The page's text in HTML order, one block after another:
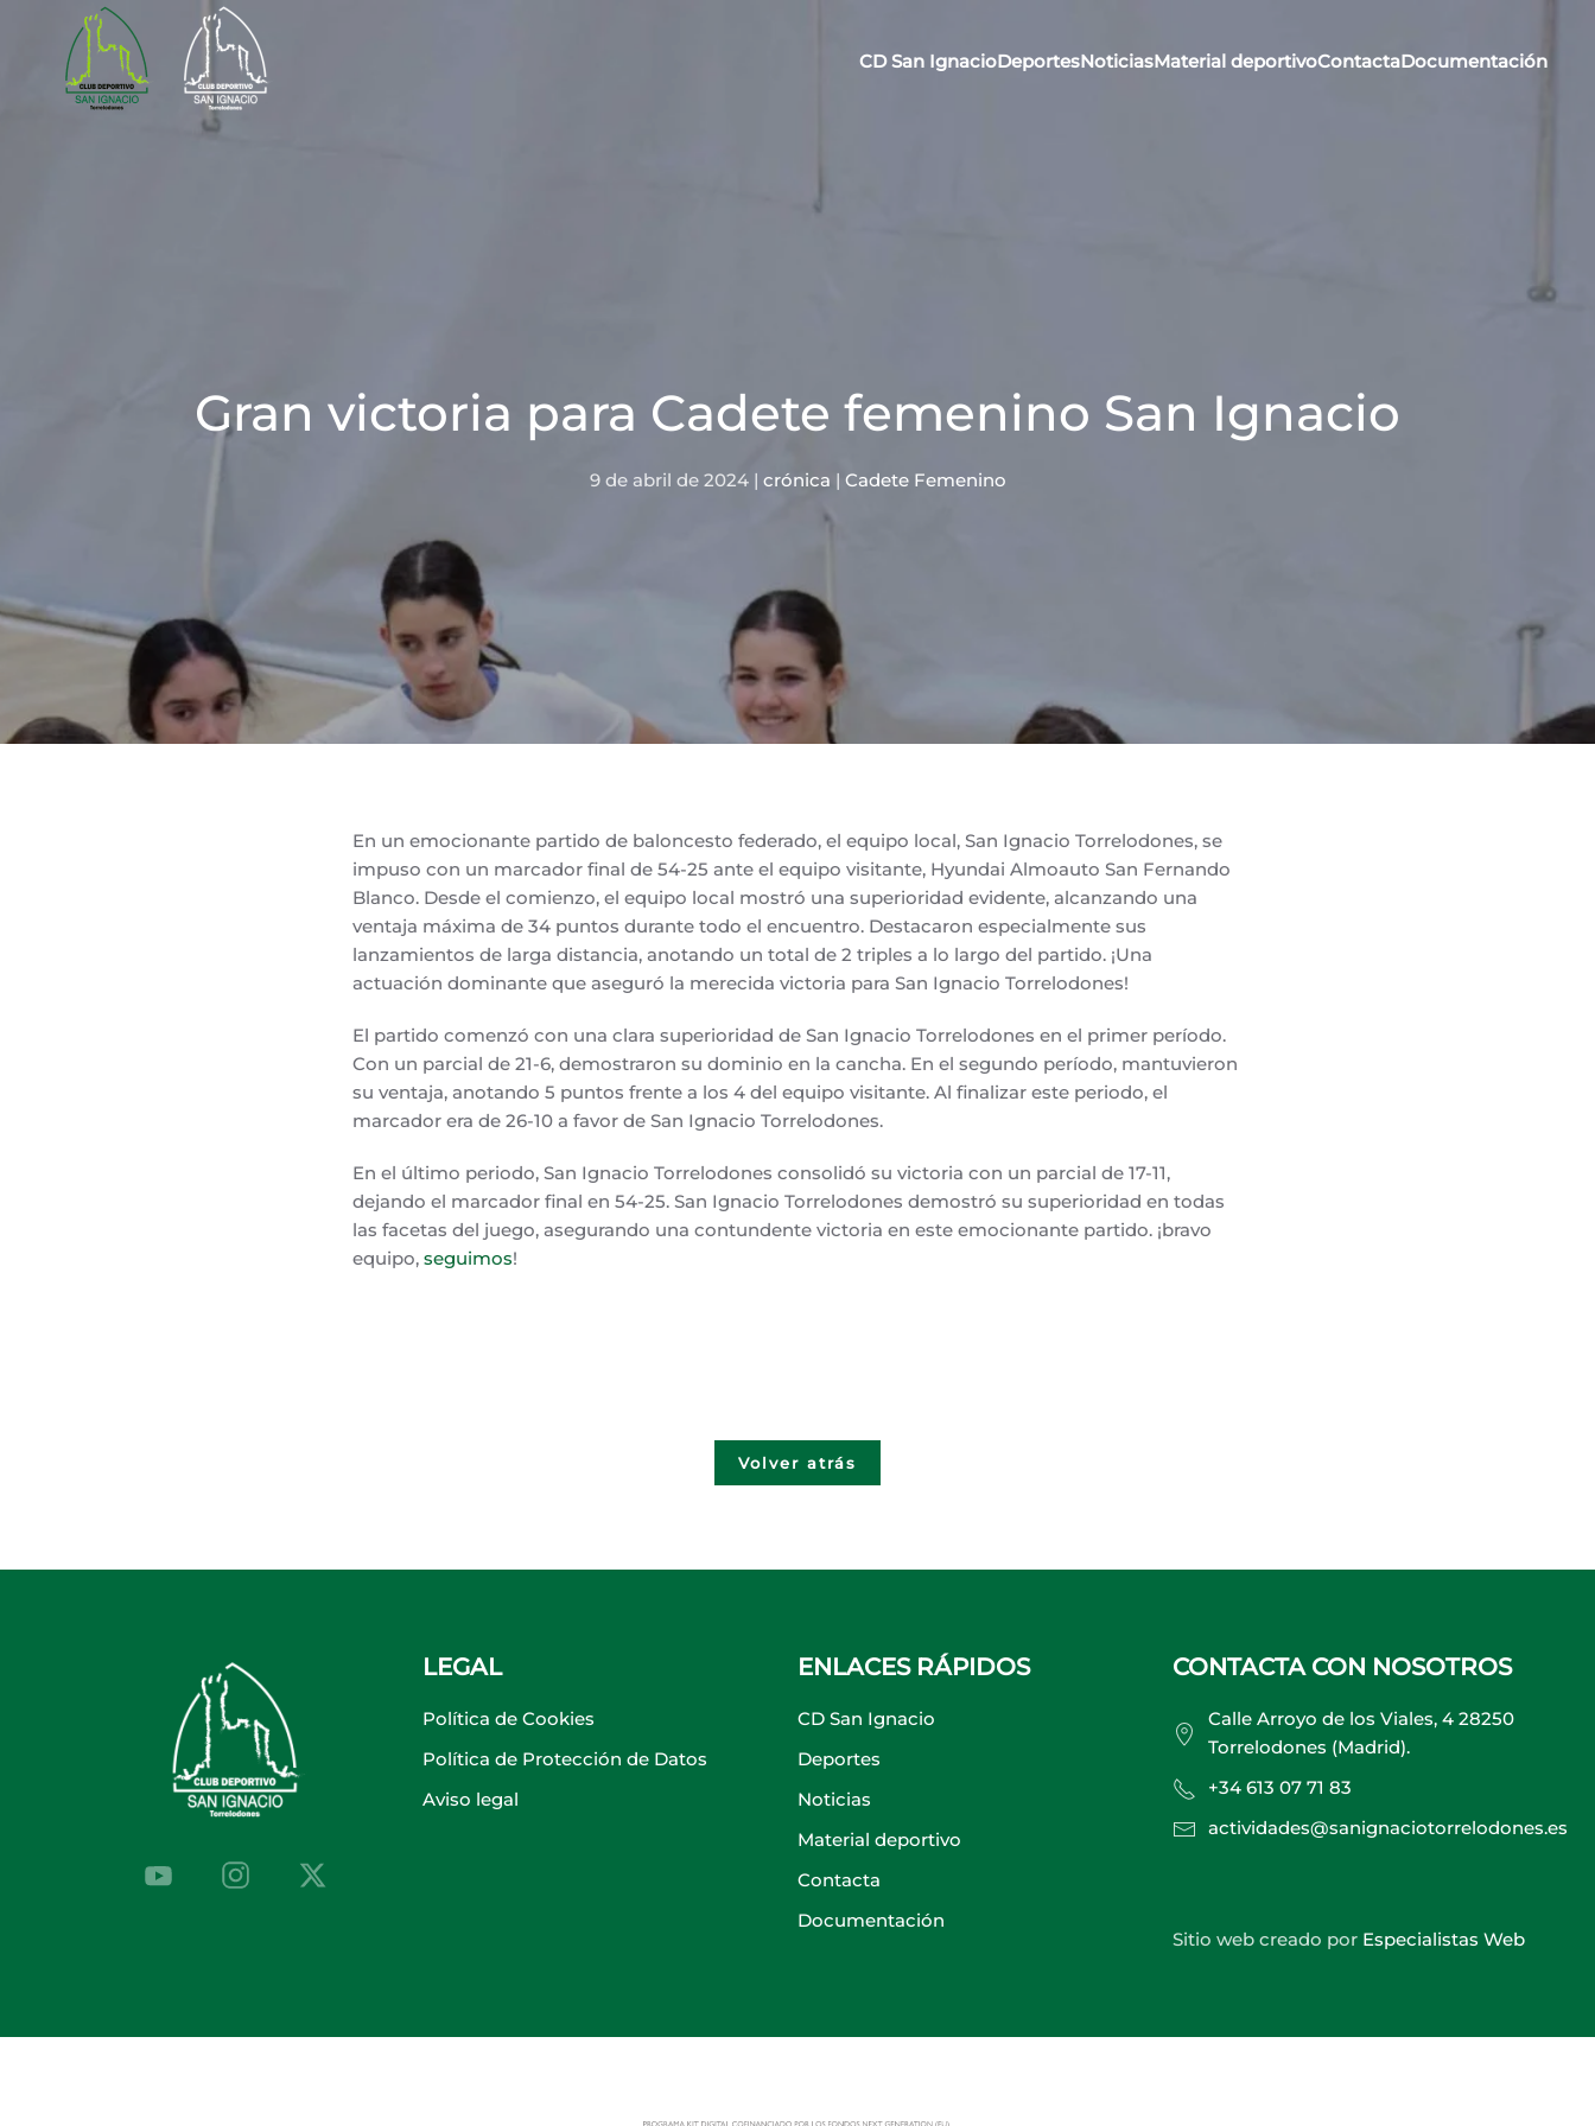
Skip to main content CD San IgnacioDeportesNoticiasMaterial deportivoContactaDocumentación
Gran victoria para Cadete femenino San Ignacio
9 de abril de 2024| crónica | Cadete Femenino
En un emocionante partido de baloncesto federado, el equipo local, San Ignacio Torrelodones, se
impuso con un marcador final de 54-25 ante el equipo visitante, Hyundai Almoauto San Fernando
Blanco. Desde el comienzo, el equipo local mostró una superioridad evidente, alcanzando una
ventaja máxima de 34 puntos durante todo el encuentro. Destacaron especialmente sus
lanzamientos de larga distancia, anotando un total de 2 triples a lo largo del partido. ¡Una
actuación dominante que aseguró la merecida victoria para San Ignacio Torrelodones!
El partido comenzó con una clara superioridad de San Ignacio Torrelodones en el primer período.
Con un parcial de 21-6, demostraron su dominio en la cancha. En el segundo período, mantuvieron
su ventaja, anotando 5 puntos frente a los 4 del equipo visitante. Al finalizar este periodo, el
marcador era de 26-10 a favor de San Ignacio Torrelodones.
En el último periodo, San Ignacio Torrelodones consolidó su victoria con un parcial de 17-11,
dejando el marcador final en 54-25. San Ignacio Torrelodones demostró su superioridad en todas
las facetas del juego, asegurando una contundente victoria en este emocionante partido. ¡bravo
equipo, seguimos!
Volver atrás
LEGAL
Política de Cookies
Política de Protección de Datos
Aviso legal
ENLACES RÁPIDOS
CD San Ignacio
Deportes
Noticias
Material deportivo
Contacta
Documentación
CONTACTA CON NOSOTROS
Calle Arroyo de los Viales, 4 28250
Torrelodones (Madrid).
+34 613 07 71 83
actividades@sanignaciotorrelodones.es
Sitio web creado por Especialistas Web